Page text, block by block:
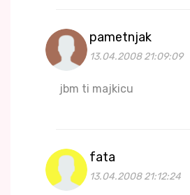
pametnjak
13.04.2008 21:09:09
jbm ti majkicu
fata
13.04.2008 21:12:24